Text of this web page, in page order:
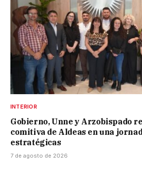
INTERIOR
Gobierno, Unne y Arzobispado
comitiva de Aldeas en una
estratégicas
7 de agosto de 2026